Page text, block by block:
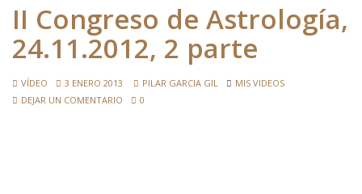
II Congreso de Astrología,
24.11.2012, 2 parte
VÍDEO 3 ENERO 2013 PILAR GARCIA GIL
MIS VIDEOS
DEJAR UN COMENTARIO
0